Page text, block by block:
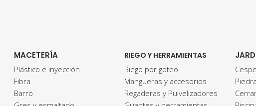
MACETERÍA
Plástico e inyección
Fibra
Barro
RIEGO Y HERRAMIENTAS
Riego por goteo
Mangueras y accesorios
Regaderas y Pulvelizadores